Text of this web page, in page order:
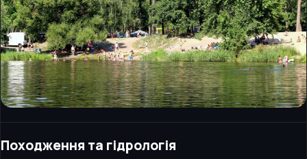
Походження та гідрологія